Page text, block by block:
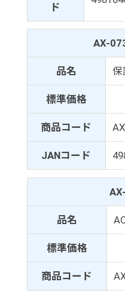
ド
AX-
品名 保
標準価格
商品コード
JANコード
品名
標準価格
商品コード